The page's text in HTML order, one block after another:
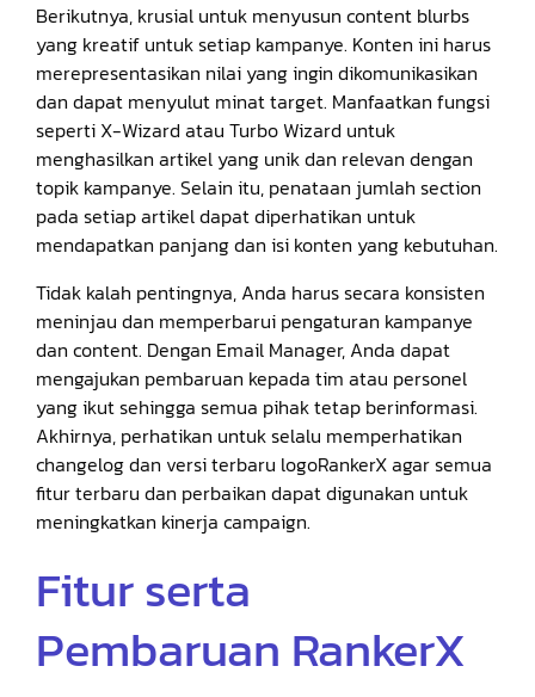
Berikutnya, krusial untuk menyusun content blurbs
yang kreatif untuk setiap kampanye. Konten ini harus
merepresentasikan nilai yang ingin dikomunikasikan
dan dapat menyulut minat target. Manfaatkan fungsi
seperti X-Wizard atau Turbo Wizard untuk
menghasilkan artikel yang unik dan relevan dengan
topik kampanye. Selain itu, penataan jumlah section
pada setiap artikel dapat diperhatikan untuk
mendapatkan panjang dan isi konten yang kebutuhan.
Tidak kalah pentingnya, Anda harus secara konsisten
meninjau dan memperbarui pengaturan kampanye
dan content. Dengan Email Manager, Anda dapat
mengajukan pembaruan kepada tim atau personel
yang ikut sehingga semua pihak tetap berinformasi.
Akhirnya, perhatikan untuk selalu memperhatikan
changelog dan versi terbaru logoRankerX agar semua
fitur terbaru dan perbaikan dapat digunakan untuk
meningkatkan kinerja campaign.
Fitur serta
Pembaruan RankerX